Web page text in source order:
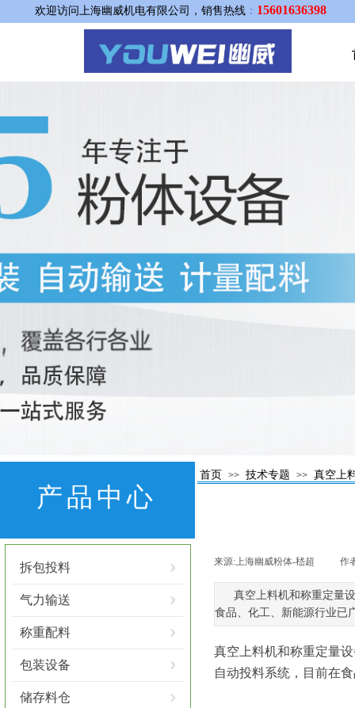
欢迎访问上海幽威机电有限公司，销售热线 ： 15601636398
首页 >> 技术专题 >> 真空上
产品中心
来源:上海幽威粉体-嵇超 作
真空上料机和称重定量
食品、化工、新能源行业已
真空上料机和称重定量
自动投料系统，目前在
拆包投料
气力输送
称重配料
包装设备
储存料仓